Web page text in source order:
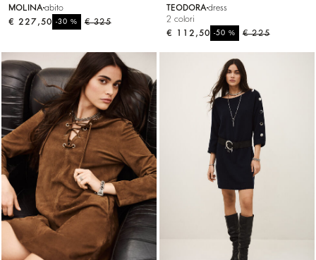
MOLINA abito
€ 325
-30%
€ 227,50
TEODORA dress
2 colori
€ 225
-50%
€ 112,50